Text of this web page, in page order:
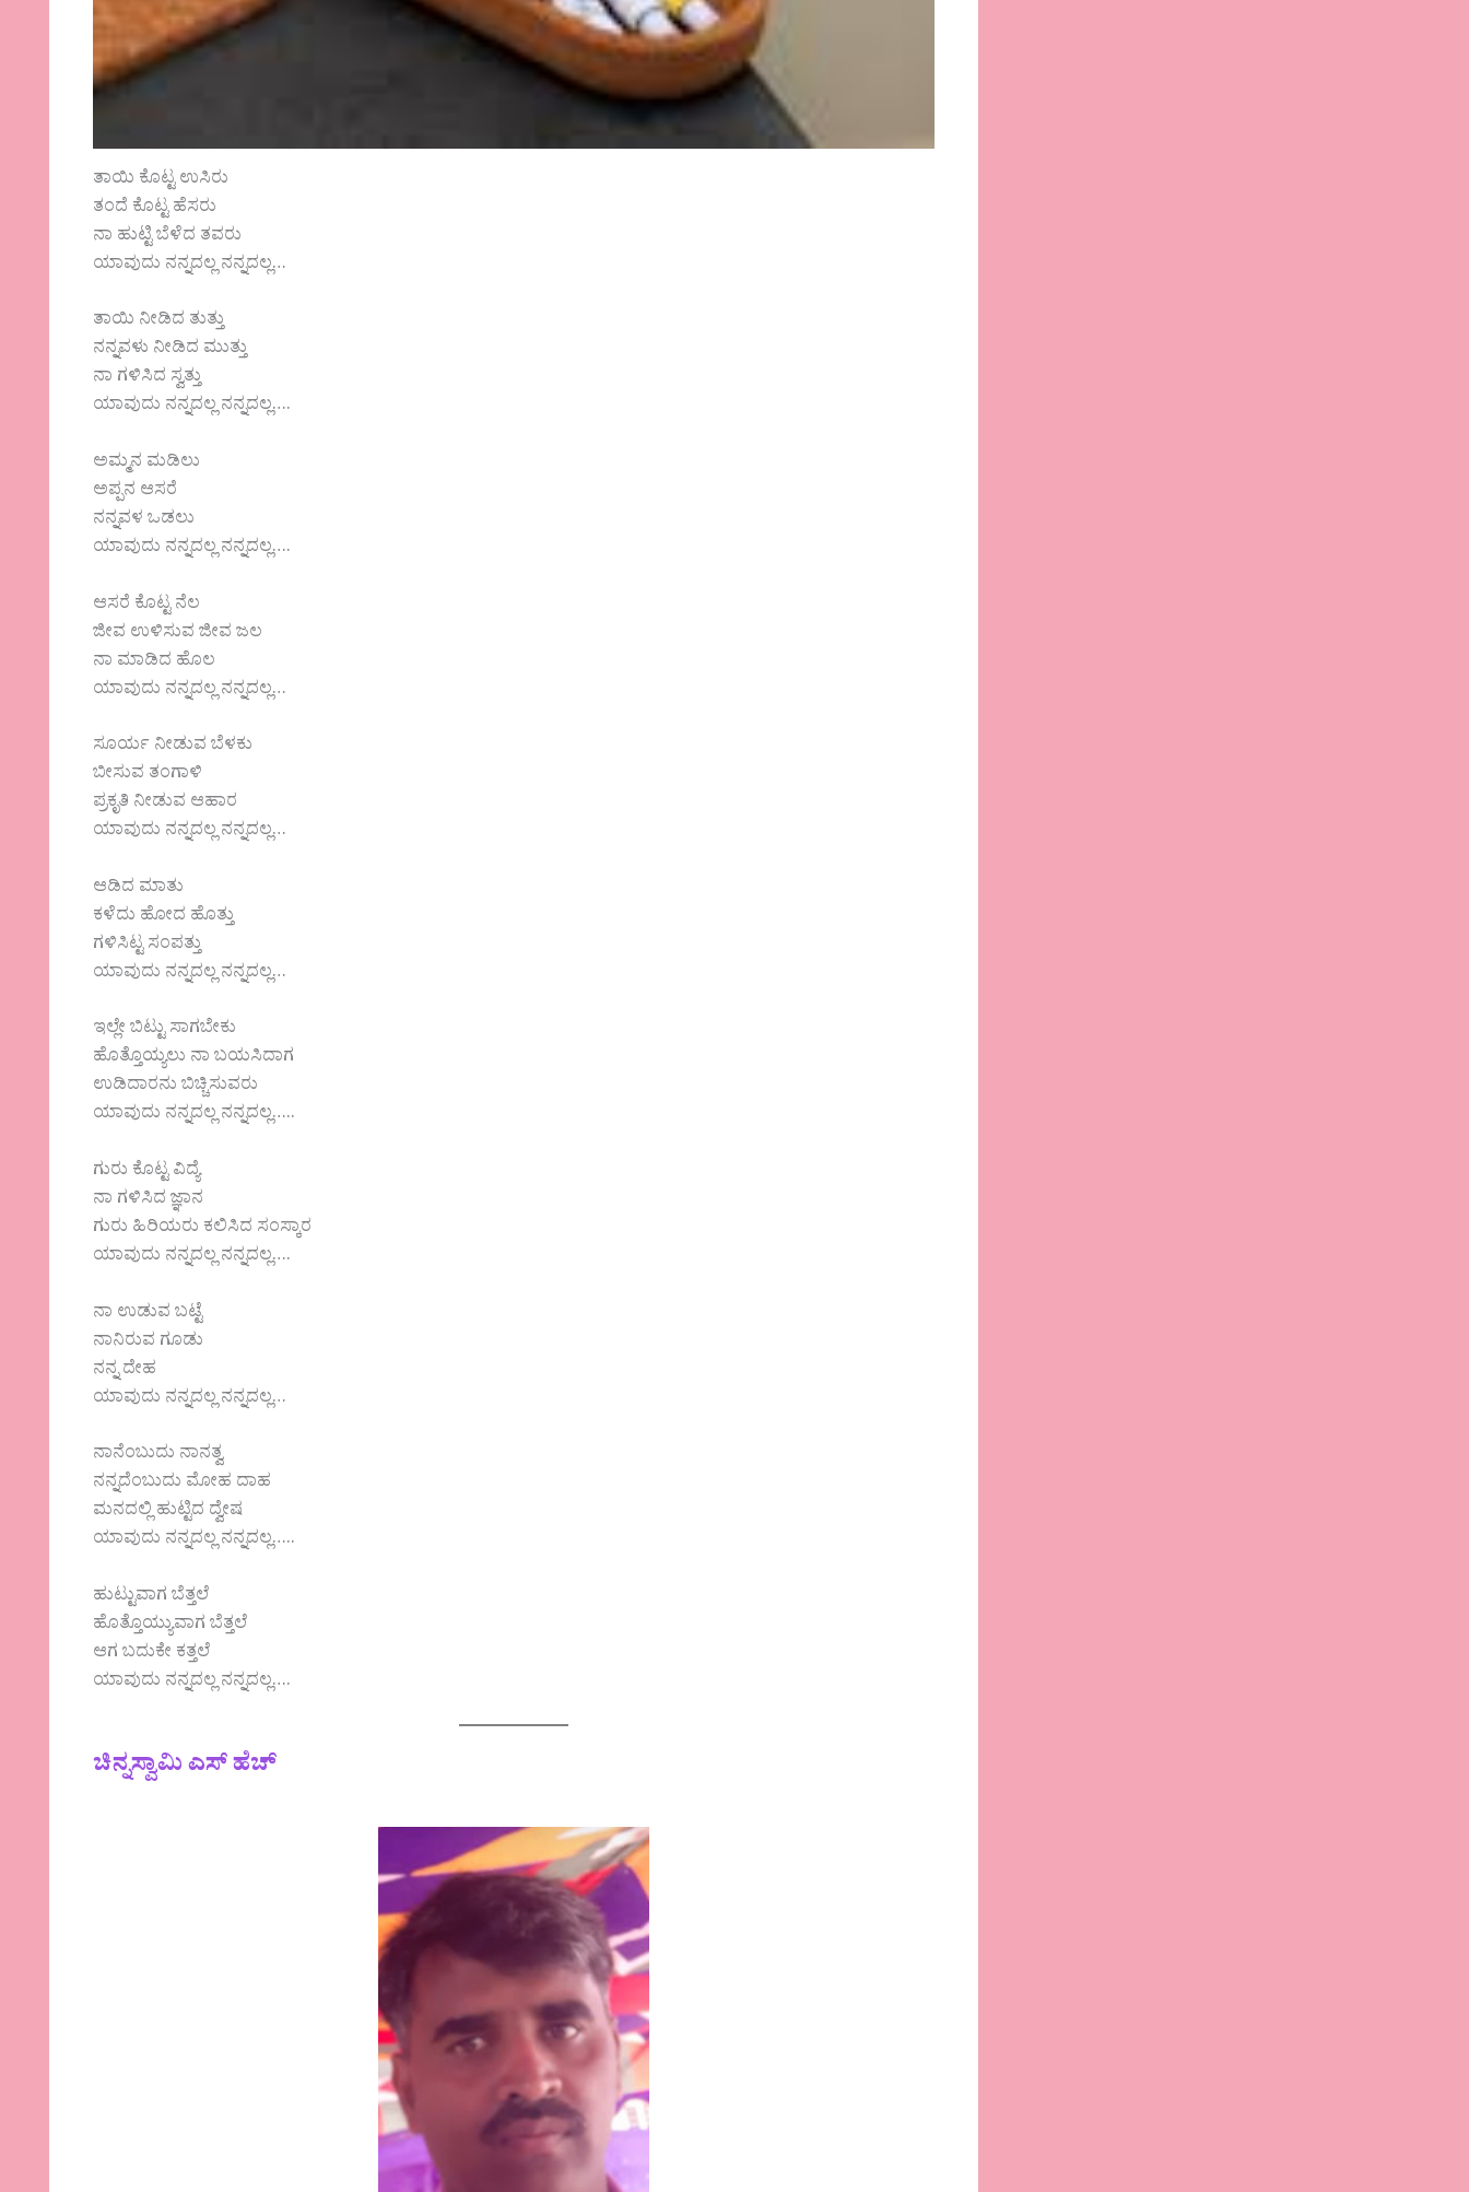
ತಾಯಿ ಕೊಟ್ಟ ಉಸಿರು
ತಂದೆ ಕೊಟ್ಟ ಹೆಸರು
ನಾ ಹುಟ್ಟಿ ಬೆಳೆದ ತವರು
ಯಾವುದು ನನ್ನದಲ್ಲ ನನ್ನದಲ್ಲ…
ತಾಯಿ ನೀಡಿದ ತುತ್ತು
ನನ್ನವಳು ನೀಡಿದ ಮುತ್ತು
ನಾ ಗಳಿಸಿದ ಸ್ವತ್ತು
ಯಾವುದು ನನ್ನದಲ್ಲ ನನ್ನದಲ್ಲ….
ಅಮ್ಮನ ಮಡಿಲು
ಅಪ್ಪನ ಆಸರೆ
ನನ್ನವಳ ಒಡಲು
ಯಾವುದು ನನ್ನದಲ್ಲ ನನ್ನದಲ್ಲ….
ಆಸರೆ ಕೊಟ್ಟ ನೆಲ
ಜೀವ ಉಳಿಸುವ ಜೀವ ಜಲ
ನಾ ಮಾಡಿದ ಹೊಲ
ಯಾವುದು ನನ್ನದಲ್ಲ ನನ್ನದಲ್ಲ…
ಸೂರ್ಯ ನೀಡುವ ಬೆಳಕು
ಬೀಸುವ ತಂಗಾಳಿ
ಪ್ರಕೃತಿ ನೀಡುವ ಆಹಾರ
ಯಾವುದು ನನ್ನದಲ್ಲ ನನ್ನದಲ್ಲ…
ಆಡಿದ ಮಾತು
ಕಳೆದು ಹೋದ ಹೊತ್ತು
ಗಳಿಸಿಟ್ಟ ಸಂಪತ್ತು
ಯಾವುದು ನನ್ನದಲ್ಲ ನನ್ನದಲ್ಲ…
ಇಲ್ಲೇ ಬಿಟ್ಟು ಸಾಗಬೇಕು
ಹೊತ್ತೊಯ್ಯಲು ನಾ ಬಯಸಿದಾಗ
ಉಡಿದಾರನು ಬಿಚ್ಚಿಸುವರು
ಯಾವುದು ನನ್ನದಲ್ಲ ನನ್ನದಲ್ಲ…..
ಗುರು ಕೊಟ್ಟ ವಿದ್ಯೆ
ನಾ ಗಳಿಸಿದ ಜ್ಞಾನ
ಗುರು ಹಿರಿಯರು ಕಲಿಸಿದ ಸಂಸ್ಕಾರ
ಯಾವುದು ನನ್ನದಲ್ಲ ನನ್ನದಲ್ಲ….
ನಾ ಉಡುವ ಬಟ್ಟೆ
ನಾನಿರುವ ಗೂಡು
ನನ್ನ ದೇಹ
ಯಾವುದು ನನ್ನದಲ್ಲ ನನ್ನದಲ್ಲ…
ನಾನೆಂಬುದು ನಾನತ್ವ
ನನ್ನದೆಂಬುದು ಮೋಹ ದಾಹ
ಮನದಲ್ಲಿ ಹುಟ್ಟಿದ ದ್ವೇಷ
ಯಾವುದು ನನ್ನದಲ್ಲ ನನ್ನದಲ್ಲ…..
ಹುಟ್ಟುವಾಗ ಬೆತ್ತಲೆ
ಹೊತ್ತೊಯ್ಯುವಾಗ ಬೆತ್ತಲೆ
ಆಗ ಬದುಕೇ ಕತ್ತಲೆ
ಯಾವುದು ನನ್ನದಲ್ಲ ನನ್ನದಲ್ಲ….
ಚಿನ್ನಸ್ವಾಮಿ ಎಸ್ ಹೆಚ್